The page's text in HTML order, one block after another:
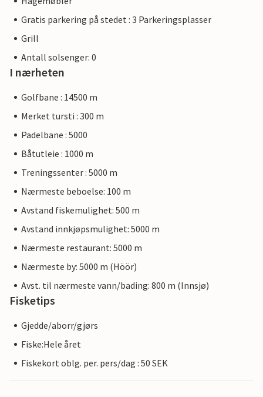
Gratis parkering på stedet : 3 Parkeringsplasser
Grill
Antall solsenger: 0
I nærheten
Golfbane : 14500 m
Merket tursti : 300 m
Padelbane : 5000
Båtutleie : 1000 m
Treningssenter : 5000 m
Nærmeste beboelse: 100 m
Avstand fiskemulighet: 500 m
Avstand innkjøpsmulighet: 5000 m
Nærmeste restaurant: 5000 m
Nærmeste by: 5000 m (Höör)
Avst. til nærmeste vann/bading: 800 m (Innsjø)
Fisketips
Gjedde/aborr/gjørs
Fiske:Hele året
Fiskekort oblg. per. pers/dag : 50 SEK